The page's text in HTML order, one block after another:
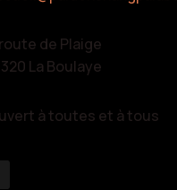
de Plaige
La Boulaye
à toutes et à tous